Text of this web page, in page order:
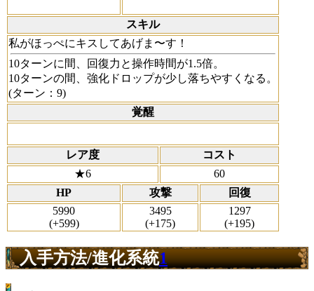
スキル
私がほっぺにキスしてあげま〜す！
10ターンに間、回復力と操作時間が1.5倍。
10ターンの間、強化ドロップが少し落ちやすくなる。
(ターン：9)
覚醒
レア度
コスト
★6
60
HP
攻撃
回復
5990
(+599)
3495
(+175)
1297
(+195)
入手方法/進化系統1